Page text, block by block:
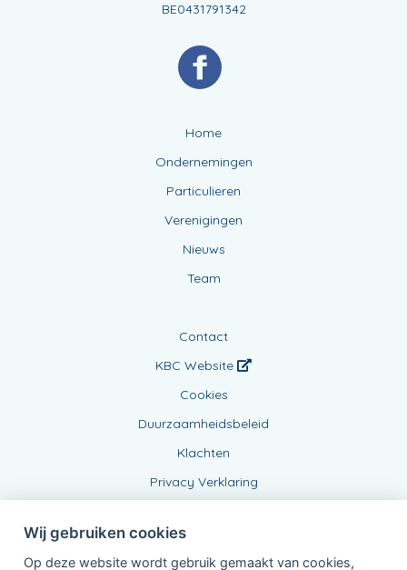
BE0431791342
Home
Ondernemingen
Particulieren
Verenigingen
Nieuws
Team
Contact
KBC Website
Cookies
Duurzaamheidsbeleid
Klachten
Privacy Verklaring
Wij gebruiken cookies
Op deze website wordt gebruik gemaakt van cookies,